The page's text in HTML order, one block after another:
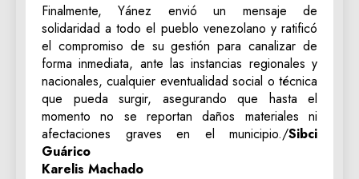
Finalmente, Yánez envió un mensaje de
solidaridad a todo el pueblo venezolano y ratificó
el compromiso de su gestión para canalizar de
forma inmediata, ante las instancias regionales y
nacionales, cualquier eventualidad social o técnica
que pueda surgir, asegurando que hasta el
momento no se reportan daños materiales ni
afectaciones graves en el municipio./Sibci
Guárico
Karelis Machado